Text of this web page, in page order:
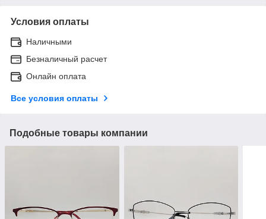
Условия оплаты
Наличными
Безналичный расчет
Онлайн оплата
Все условия оплаты
Подобные товары компании